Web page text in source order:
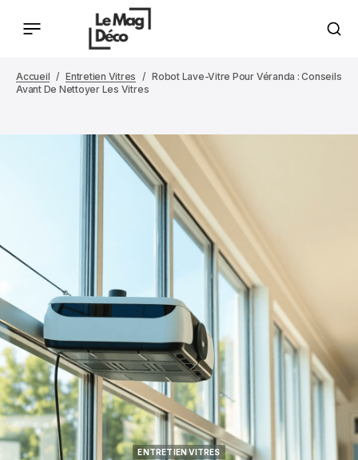
Accueil Entretien Vitres
Robot Lave-Vitre Pour Véranda : Conseils
Avant De Nettoyer Les Vitres
ENTRETIEN VITRES